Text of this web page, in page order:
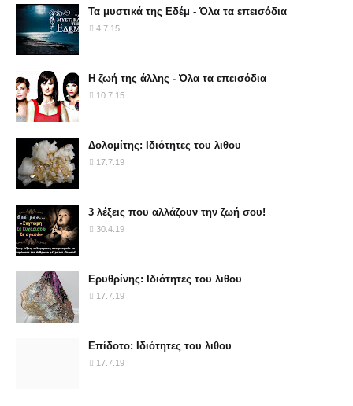
Τα μυστικά της Εδέμ - Όλα τα επεισόδια
4.7.15
Η ζωή της άλλης - Όλα τα επεισόδια
10.7.15
Δολομίτης: Ιδιότητες του λιθου
17.7.19
3 λέξεις που αλλάζουν την ζωή σου!
30.4.19
Ερυθρίνης: Ιδιότητες του λιθου
17.7.19
Επίδοτο: Ιδιότητες του λιθου
17.7.19